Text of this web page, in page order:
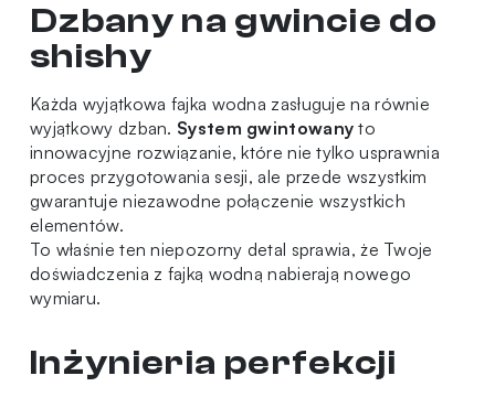
Dzbany na gwincie do
shishy
Każda wyjątkowa fajka wodna zasługuje na równie
wyjątkowy dzban. System gwintowany to
innowacyjne rozwiązanie, które nie tylko usprawnia
proces przygotowania sesji, ale przede wszystkim
gwarantuje niezawodne połączenie wszystkich
elementów.
To właśnie ten niepozorny detal sprawia, że Twoje
doświadczenia z fajką wodną nabierają nowego
wymiaru.
Inżynieria perfekcji